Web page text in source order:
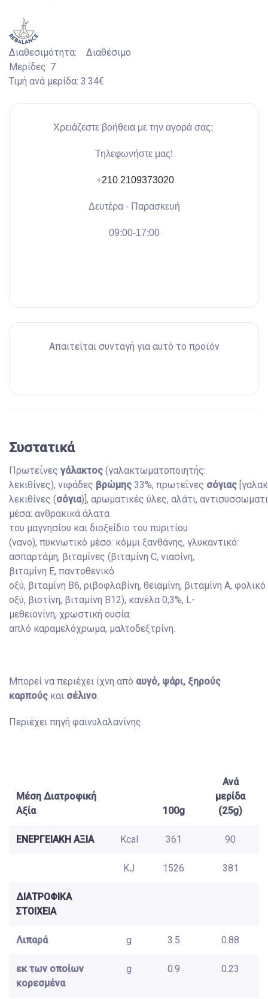
Διαθεσιμότητα:
Διαθέσιμο
Μερίδες: 7
Τιμή ανά μερίδα: 3.34€
Χρειάζεστε βοήθεια με την αγορά σας;
Τηλεφωνήστε μας!
+210 2109373020
Δευτέρα - Παρασκευή
09:00-17:00
Απαιτείται συνταγή για αυτό το προϊόν
Συστατικά
Πρωτεΐνες γάλακτος (γαλακτωματοποιητής:
λεκιθίνες), νιφάδες βρώμης 33%, πρωτεΐνες σόγιας
λεκιθίνες (σόγια)], αρωματικές ύλες, αλάτι,
μέσα: ανθρακικά άλατα
του μαγνησίου και διοξείδιο του πυριτίου
(νανο), πυκνωτικό μέσο: κόμμι ξανθάνης, γλυκαντικό:
ασπαρτάμη, βιταμίνες (βιταμίνη C, νιασίνη,
βιταμίνη E, παντοθενικό
οξύ, βιταμίνη B6, ριβοφλαβίνη, θειαμίνη, βιταμίνη A, φολικό
οξύ, βιοτίνη, βιταμίνη B12), κανέλα 0,3%, L-
μεθειονίνη, χρωστική ουσία:
απλό καραμελόχρωμα, μαλτοδεξτρίνη.
Μπορεί να περιέχει ίχνη από αυγό, ψάρι, ξηρούς
καρπούς και σέλινο.
Περιέχει πηγή φαινυλαλανίνης.
Μέση Διατροφική
Αξία
100g
Ανά
μερίδα
(25g)
ΕΝΕΡΓΕΙΑΚΗ ΑΞΙΑ Kcal 361 90
KJ 1526 381
ΔΙΑΤΡΟΦΙΚΑ
ΣΤΟΙΧΕΙΑ
Λιπαρά g 3.5 0.88
εκ των οποίων
κορεσμένα
g 0.9 0.23